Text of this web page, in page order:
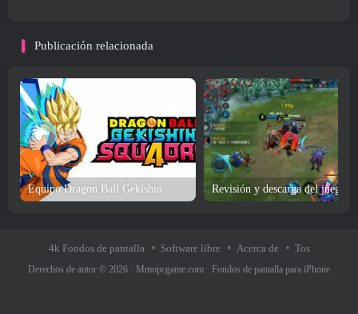
Publicación relacionada
Equipo Dragon Ball Gekishin
4k Fondos de pantalla Software libre Acerca de Tos
Derechos de autor © 2026 · Mmopcgame.com · Fondos de pantalla para iPhone